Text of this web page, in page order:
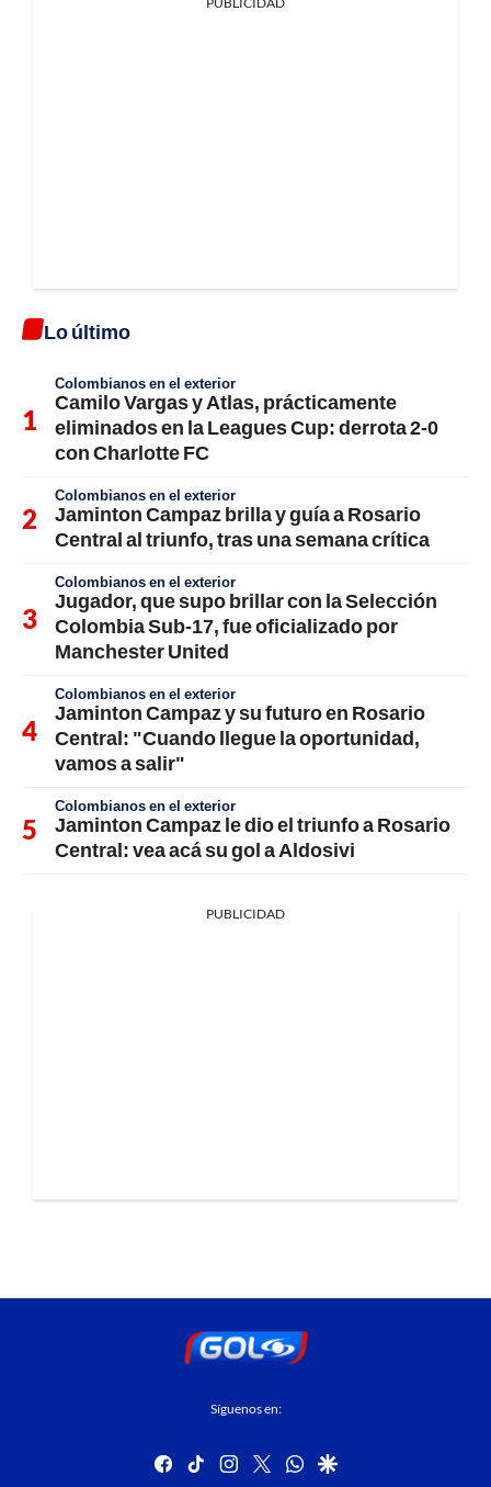
Lo último
Colombianos en el exterior
Camilo Vargas y Atlas, prácticamente
eliminados en la Leagues Cup: derrota 2-0
con Charlotte FC
Colombianos en el exterior
Jaminton Campaz brilla y guía a Rosario
Central al triunfo, tras una semana crítica
Colombianos en el exterior
Jugador, que supo brillar con la Selección
Colombia Sub-17, fue oficializado por
Manchester United
Colombianos en el exterior
Jaminton Campaz y su futuro en Rosario
Central: "Cuando llegue la oportunidad,
vamos a salir"
Colombianos en el exterior
Jaminton Campaz le dio el triunfo a Rosario
Central: vea acá su gol a Aldosivi
PUBLICIDAD
Síguenos en:
facebook
tiktok instagram
twitterwhatsapp
google